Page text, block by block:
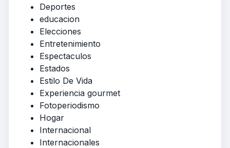
Deportes
educacion
Elecciones
Entretenimiento
Espectaculos
Estados
Estilo De Vida
Experiencia gourmet
Fotoperiodismo
Hogar
Internacional
Internacionales